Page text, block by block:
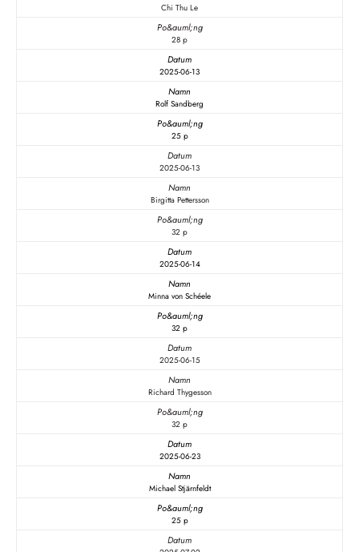
Chi Thu Le
28 p
2025-06-13
Rolf Sandberg
25 p
2025-06-13
Birgitta Pettersson
32 p
2025-06-14
Minna von Schéele
32 p
2025-06-15
Richard Thygesson
32 p
2025-06-23
Michael Stjärnfeldt
25 p